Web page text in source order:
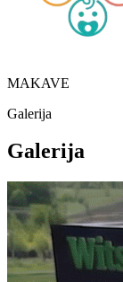
MAKAVE
Galerija
Galerija